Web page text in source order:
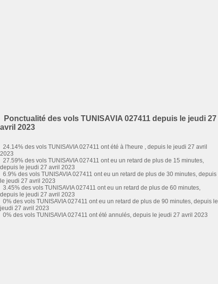
Ponctualité des vols TUNISAVIA 027411 depuis le jeudi 27
avril 2023
24.14% des vols TUNISAVIA 027411 ont été à l'heure , depuis le jeudi 27 avril
2023
27.59% des vols TUNISAVIA 027411 ont eu un retard de plus de 15 minutes,
depuis le jeudi 27 avril 2023
6.9% des vols TUNISAVIA 027411 ont eu un retard de plus de 30 minutes, depuis
le jeudi 27 avril 2023
3.45% des vols TUNISAVIA 027411 ont eu un retard de plus de 60 minutes,
depuis le jeudi 27 avril 2023
0% des vols TUNISAVIA 027411 ont eu un retard de plus de 90 minutes, depuis le
jeudi 27 avril 2023
0% des vols TUNISAVIA 027411 ont été annulés, depuis le jeudi 27 avril 2023